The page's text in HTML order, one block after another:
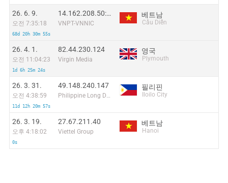
26. 6. 9.
오전 7:35:18
68d 20h 30m 55s
14.162.208.50:47638
VNPT-VNNIC
베트남
Cầu Diễn
26. 4. 1.
오전 11:04:23
1d 6h 25m 24s
82.44.230.124
Virgin Media
영국
Plymouth
26. 3. 31.
오전 4:38:59
11d 12h 20m 57s
49.148.240.147
Philippine Long Distance Telephone Co.
필리핀
Iloilo City
26. 3. 19.
오후 4:18:02
0s
27.67.211.40
Viettel Group
베트남
Hanoi